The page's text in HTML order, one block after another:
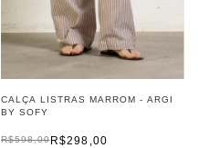
CALÇA LISTRAS MARROM - ARGI
BY SOFY
R$298,00
R$598,00